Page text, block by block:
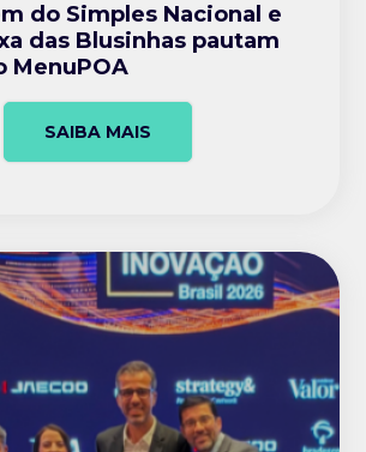
do Simples Nacional e
das Blusinhas pautam
MenuPOA
SAIBA MAIS